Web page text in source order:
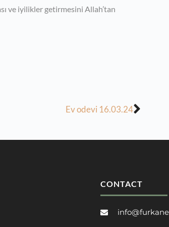
ve iyilikler getirmesini Allah’tan
Ev odevi 16.03.24
CONTACT